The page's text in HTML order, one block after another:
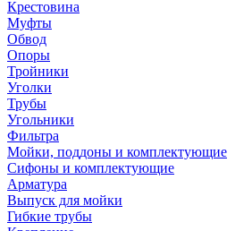
Крестовина
Муфты
Обвод
Опоры
Тройники
Уголки
Трубы
Угольники
Фильтра
Мойки, поддоны и комплектующие
Сифоны и комплектующие
Арматура
Выпуск для мойки
Гибкие трубы